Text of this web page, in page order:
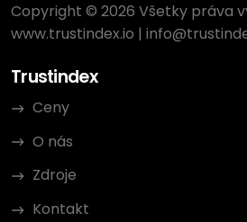
Copyright © 2026 Všetky práva
www.trustindex.io |
Trustindex
Ceny
O nás
Zdroje
Kontakt